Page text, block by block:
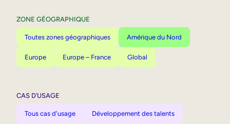
ZONE GÉOGRAPHIQUE
Toutes zones géographiques Amérique du Nord
Europe Europe – France Global
CAS D’USAGE
Tous cas d'usage Développement des talents